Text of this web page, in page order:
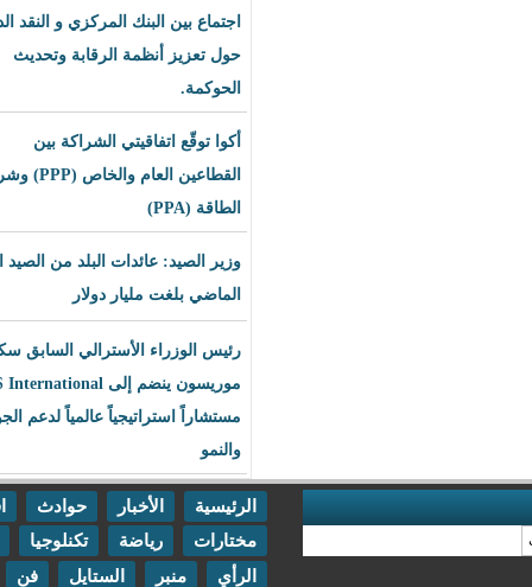
اجتماع بين البنك المركزي و النقد الدولي
حول تعزيز أنظمة الرقابة وتحديث
أكوا توقّع اتفاقيتي الشراكة بين
القطاعين العام والخاص (PPP) وشراء
وزير الصيد: عائدات البلد من الصيد العام
الماضي بلغت مليار دولار
رئيس الوزراء الأسترالي السابق سكوت
موريسون ينضم إلى BLS International
مستشاراً استراتيجياً عالمياً لدعم الجودة
حوادث
اقتصاد
تكنلوجيا
مقابلات
الستايل فن
اتصل بنا